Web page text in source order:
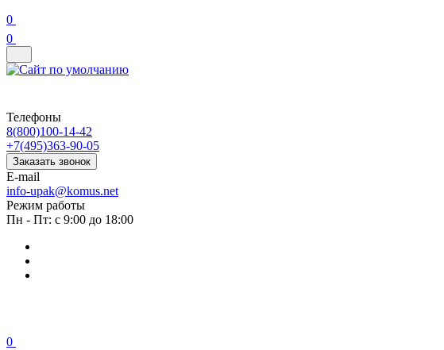
0
0
Телефоны
8(800)100-14-42
+7(495)363-90-05
Заказать звонок
E-mail
info-upak@komus.net
Режим работы
Пн - Пт: с 9:00 до 18:00
0